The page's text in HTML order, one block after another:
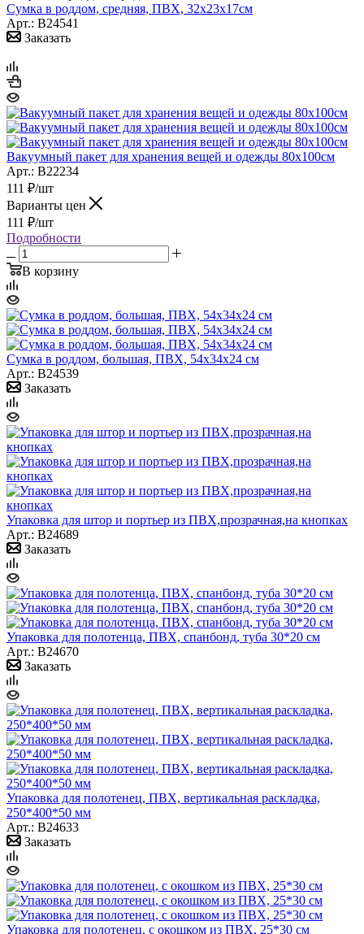
Сумка в роддом, средняя, ПВХ, 32х23х17см
Арт.: B24541
Заказать
Вакуумный пакет для хранения вещей и одежды 80х100см
Арт.: B22234
111 ₽/шт
Варианты цен
111 ₽/шт
Подробности
В корзину
Сумка в роддом, большая, ПВХ, 54х34х24 см
Арт.: B24539
Заказать
Упаковка для штор и портьер из ПВХ,прозрачная,на кнопках
Арт.: B24689
Заказать
Упаковка для полотенца, ПВХ, спанбонд, туба 30*20 см
Арт.: B24670
Заказать
Упаковка для полотенец, ПВХ, вертикальная раскладка,
250*400*50 мм
Арт.: B24633
Заказать
Упаковка для полотенец, с окошком из ПВХ, 25*30 см